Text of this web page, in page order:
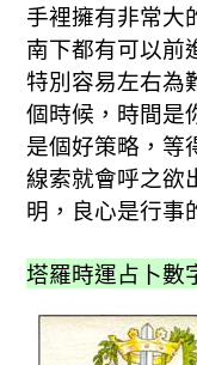
手裡擁有非常大
南下都有可以前
特別容易左右為
個時候，時間是
是個好策略，等
線索就會呼之欲
明，良心是行事
塔羅時運占卜數